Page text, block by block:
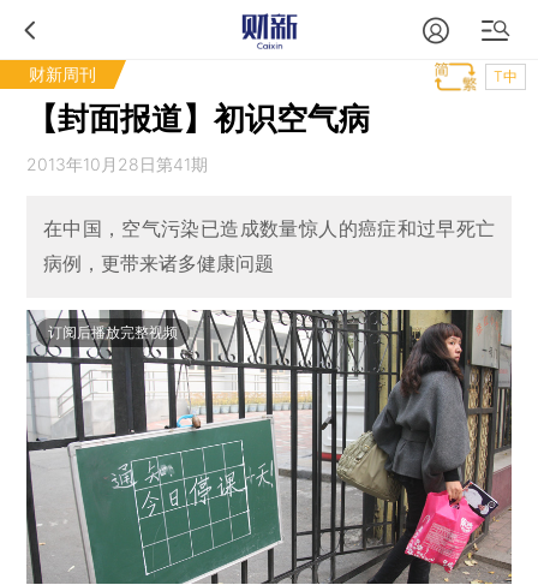
财新周刊 T中
【封面报道】初识空气病
2013年10月28日第41期
在中国，空气污染已造成数量惊人的癌症和过早死亡
病例，更带来诸多健康问题
订阅后播放完整视频